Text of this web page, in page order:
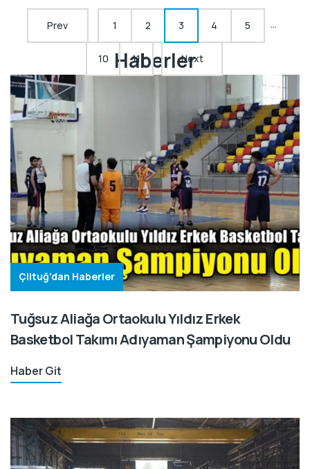
Prev 1 2 3 4 5 …
10 11 Next
Haberler
Çiltuğ'dan Haberler
Tuğsuz Aliağa Ortaokulu Yıldız Erkek
Basketbol Takımı Adıyaman Şampiyonu Oldu
Haber Git